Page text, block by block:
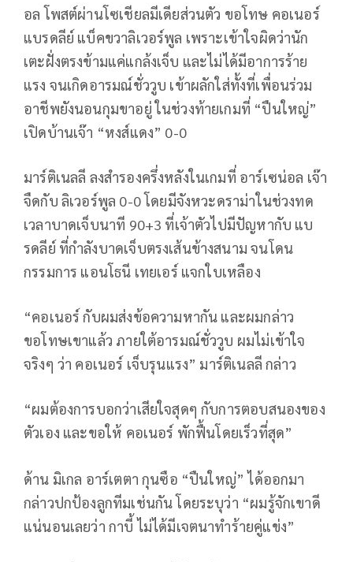
อล โพสต์ผ่านโซเชียลมีเดียส่วนตัว ขอโทษ คอเนอร์
แบรดลีย์ แบ็คขวาลิเวอร์พูล เพราะเข้าใจผิดว่านัก
เตะฝั่งตรงข้ามแค่แกล้งเจ็บ และไม่ได้มีอาการร้าย
แรง จนเกิดอารมณ์ชั่ววูบ เข้าผลักใส่ทั้งที่เพื่อนร่วม
อาชีพยังนอนกุมขาอยู่ ในช่วงท้ายเกมที่ “ปืนใหญ่”
เปิดบ้านเจ๊า “หงส์แดง” 0-0
มาร์ติเนลลี ลงสำรองครึ่งหลังในเกมที่ อาร์เซน่อล เจ๊า
จืดกับ ลิเวอร์พูล 0-0 โดยมีจังหวะดราม่าในช่วงทด
เวลาบาดเจ็บนาที 90+3 ที่เจ้าตัวไปมีปัญหากับ แบ
รดลีย์ ที่กำลังบาดเจ็บตรงเส้นข้างสนาม จนโดน
กรรมการ แอนโธนี เทยเอร์ แจกใบเหลือง
“คอเนอร์ กับผมส่งข้อความหากัน และผมกล่าว
ขอโทษเขาแล้ว ภายใต้อารมณ์ชั่ววูบ ผมไม่เข้าใจ
จริงๆ ว่า คอเนอร์ เจ็บรุนแรง” มาร์ติเนลลี กล่าว
“ผมต้องการบอกว่าเสียใจสุดๆ กับการตอบสนองของ
ตัวเอง และขอให้ คอเนอร์ พักฟื้นโดยเร็วที่สุด”
ด้าน มิเกล อาร์เตตา กุนซือ “ปืนใหญ่” ได้ออกมา
กล่าวปกป้องลูกทีมเช่นกัน โดยระบุว่า “ผมรู้จักเขาดี
แน่นอนเลยว่า กาบี้ ไม่ได้มีเจตนาทำร้ายคู่แข่ง”